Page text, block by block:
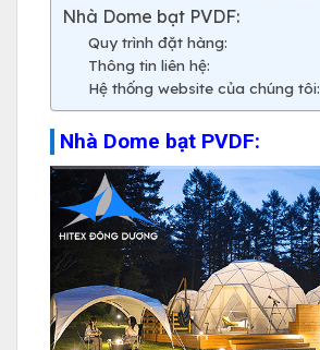
Nhà Dome bạt PVDF:
Quy trình đặt hàng:
Thông tin liên hệ:
Hệ thống website của chúng tôi:
Nhà Dome bạt PVDF: